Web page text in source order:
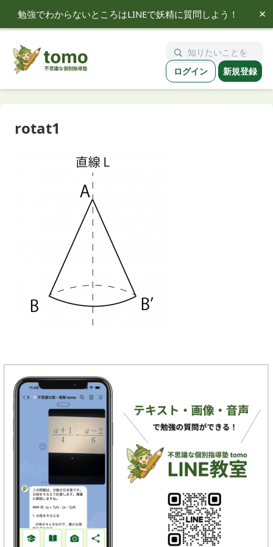
勉強でわからないところはLINEで妖精に質問しよう！ ×
tomo ログイン 新規登録
rotat1